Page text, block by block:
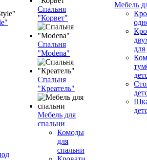
Спальня
"Корвет"
Спальня
"Modena"
Спальня
"Креатель"
Мебель для
спальни
Комоды
для
спальни
Мебель
для